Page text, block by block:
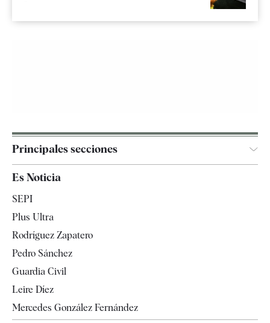
Principales secciones
España
Televisión
Es Noticia
SEPI
Plus Ultra
Rodríguez Zapatero
Pedro Sánchez
Guardia Civil
Leire Díez
Mercedes González Fernández